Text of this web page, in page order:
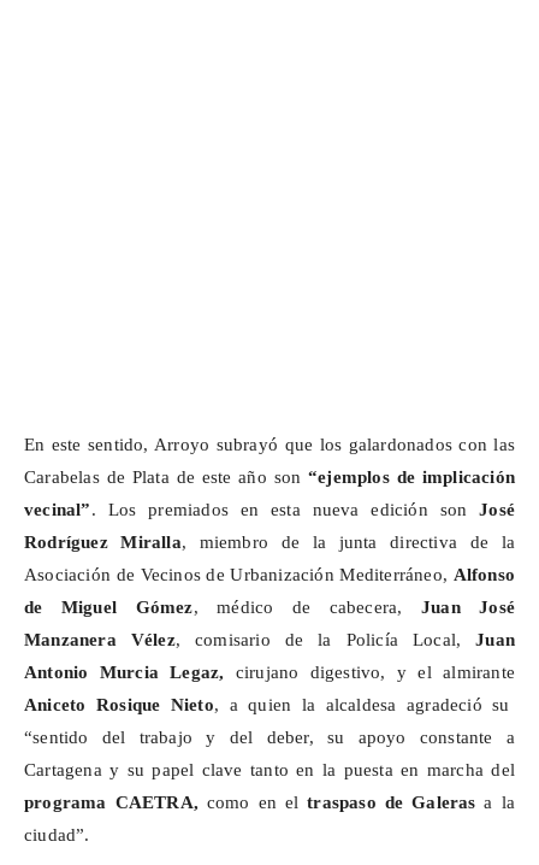
En este sentido, Arroyo subrayó que los galardonados con las
Carabelas de Plata de este año son“ejemplos de implicación
vecinal”. Los premiados en esta nueva edición son José
RodríguezMiralla, miembro de la junta directiva de la
Asociación de Vecinos de Urbanización Mediterráneo, Alfonso
de Miguel Gómez, médico de cabecera, Juan José
Manzanera Vélez, comisario de la Policía Local,Juan
Antonio MurciaLegaz, cirujano digestivo, y el almirante
Aniceto Rosique Nieto, a quien la alcaldesa agradeció su
“sentido del trabajo y del deber, su apoyo constante a
Cartagena y su papel clave tanto en la puesta en marcha del
programa CAETRA, como en eltraspaso de Galeras a la
ciudad”.